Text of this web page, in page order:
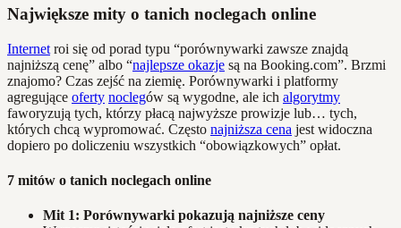
Największe mity o tanich noclegach online
Internet roi się od porad typu “porównywarki zawsze znajdą
najniższą cenę” albo “najlepsze okazje są na Booking.com”. Brzmi
znajomo? Czas zejść na ziemię. Porównywarki i platformy
agregujące oferty noclegów są wygodne, ale ich algorytmy
faworyzują tych, którzy płacą najwyższe prowizje lub… tych,
których chcą wypromować. Często najniższa cena jest widoczna
dopiero po doliczeniu wszystkich “obowiązkowych” opłat.
7 mitów o tanich noclegach online
Mit 1: Porównywarki pokazują najniższe ceny